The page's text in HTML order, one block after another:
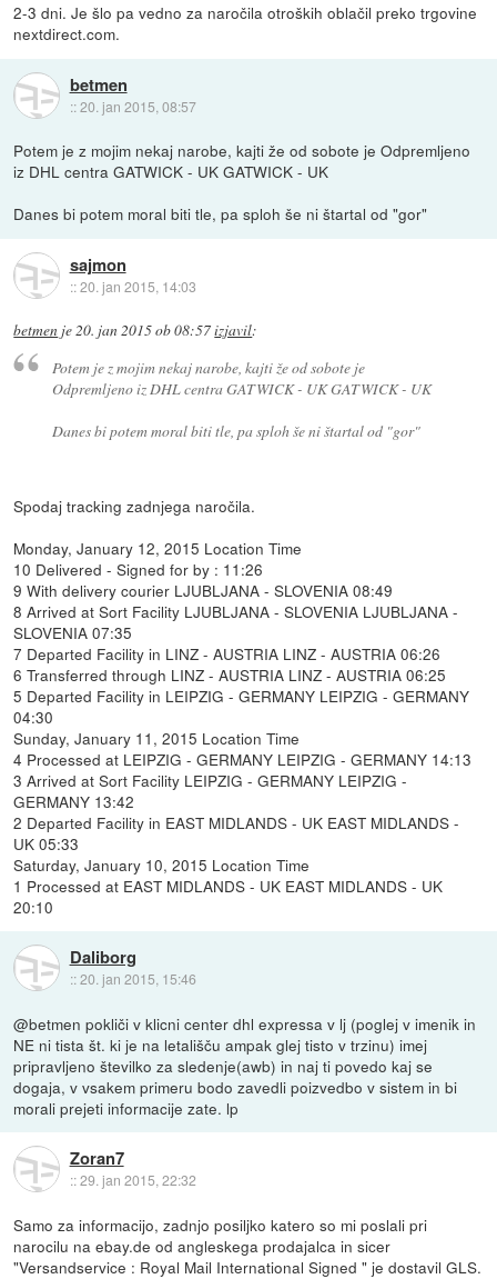
2-3 dni. Je šlo pa vedno za naročila otroških oblačil preko trgovine
nextdirect.com.
betmen
::20. jan 2015, 08:57
Potem je z mojim nekaj narobe, kajti že od sobote je Odpremljeno
iz DHL centra GATWICK - UK GATWICK - UK
Danes bi potem moral biti tle, pa sploh še ni štartal od "gor"
sajmon
::20. jan 2015, 14:03
betmen je20. jan 2015 ob 08:57izjavil:
Potem je z mojim nekaj narobe, kajti že od sobote je
Odpremljeno iz DHL centra GATWICK - UK GATWICK - UK
Danes bi potem moral biti tle, pa sploh še ni štartal od "gor"
Spodaj tracking zadnjega naročila.
Monday, January 12, 2015 Location Time
10 Delivered - Signed for by : 11:26
9 With delivery courier LJUBLJANA - SLOVENIA 08:49
8 Arrived at Sort Facility LJUBLJANA - SLOVENIA LJUBLJANA -
SLOVENIA 07:35
7 Departed Facility in LINZ - AUSTRIA LINZ - AUSTRIA 06:26
6 Transferred through LINZ - AUSTRIA LINZ - AUSTRIA 06:25
5 Departed Facility in LEIPZIG - GERMANY LEIPZIG - GERMANY
04:30
Sunday, January 11, 2015 Location Time
4 Processed at LEIPZIG - GERMANY LEIPZIG - GERMANY 14:13
3 Arrived at Sort Facility LEIPZIG - GERMANY LEIPZIG -
GERMANY 13:42
2 Departed Facility in EAST MIDLANDS - UK EAST MIDLANDS -
UK 05:33
Saturday, January 10, 2015 Location Time
1 Processed at EAST MIDLANDS - UK EAST MIDLANDS - UK
20:10
Daliborg
::20. jan 2015, 15:46
@betmen pokliči v klicni center dhl expressa v lj (poglej v imenik in
NE ni tista št. ki je na letališču ampak glej tisto v trzinu) imej
pripravljeno številko za sledenje(awb) in naj ti povedo kaj se
dogaja, v vsakem primeru bodo zavedli poizvedbo v sistem in bi
morali prejeti informacije zate. lp
Zoran7
::29. jan 2015, 22:32
Samo za informacijo, zadnjo posiljko katero so mi poslali pri
narocilu na ebay.de od angleskega prodajalca in sicer
"Versandservice : Royal Mail International Signed " je dostavil GLS.